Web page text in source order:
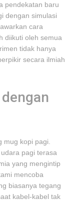
pendekatan baru
dengan simulasi
cara
diikuti oleh semua
tidak hanya
secara ilmiah
kopi pagi.
pagi terasa
yang mengintip
mencoba
biasanya tegang
kabel-kabel tak